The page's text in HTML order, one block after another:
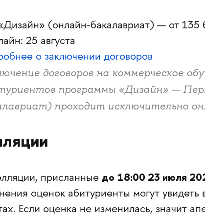
(онлайн-бакалавриат) — от 135
25 августа
о заключении договоров
договоров на коммерческое
программы «Дизайн» —
проходит исключительно
присланные до 18:00 23 июля
оценок абитуриенты могут увидеть
Если оценка не изменилась, значит